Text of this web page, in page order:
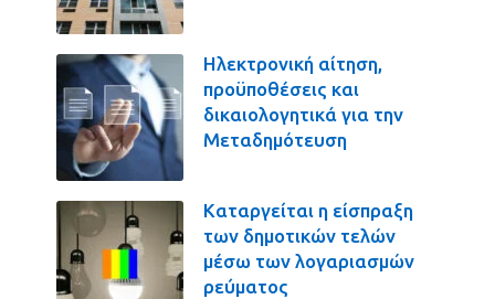
Ηλεκτρονική αίτηση,
προϋποθέσεις και
δικαιολογητικά για την
Μεταδημότευση
Καταργείται η είσπραξη
των δημοτικών τελών
μέσω των λογαριασμών
ρεύματος